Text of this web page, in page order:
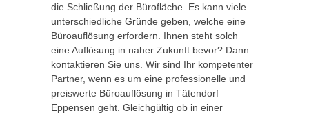
die Schließung der Bürofläche. Es kann viele
unterschiedliche Gründe geben, welche eine
Büroauflösung erfordern. Ihnen steht solch
eine Auflösung in naher Zukunft bevor? Dann
kontaktieren Sie uns. Wir sind Ihr kompetenter
Partner, wenn es um eine professionelle und
preiswerte Büroauflösung in Tätendorf
Eppensen geht. Gleichgültig ob in einer